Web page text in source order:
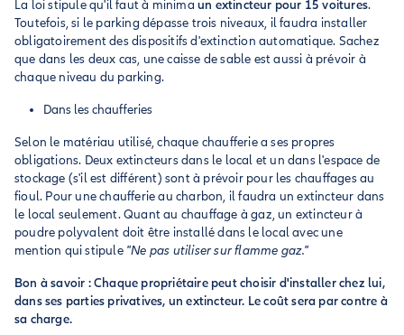
La loi stipule qu'il faut à minima un extincteur pour 15 voitures.
Toutefois, si le parking dépasse trois niveaux, il faudra installer
obligatoirement des dispositifs d'extinction automatique. Sachez
que dans les deux cas, une caisse de sable est aussi à prévoir à
chaque niveau du parking.
Dans les chaufferies
Selon le matériau utilisé, chaque chaufferie a ses propres
obligations. Deux extincteurs dans le local et un dans l'espace de
stockage (s'il est différent) sont à prévoir pour les chauffages au
fioul. Pour une chaufferie au charbon, il faudra un extincteur dans
le local seulement. Quant au chauffage à gaz, un extincteur à
poudre polyvalent doit être installé dans le local avec une
mention qui stipule "Ne pas utiliser sur flamme gaz."
Bon à savoir : Chaque propriétaire peut choisir d'installer chez lui,
dans ses parties privatives, un extincteur. Le coût sera par contre à
sa charge.